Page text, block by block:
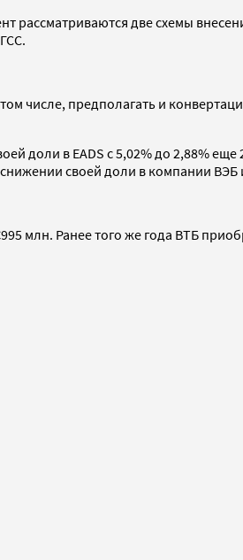
рассматриваются две схемы
числе, предполагать и
доли в EADS с 5,02% до 2,88%
своей доли в компании
млн. Ранее того же года ВТБ